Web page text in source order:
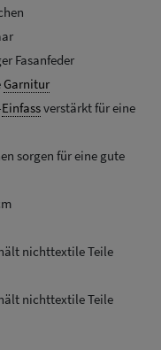
Fasanfeder
Garnitur
Einfassverstärkt für eine
sorgen für eine gute
nichttextile Teile
nichttextile Teile